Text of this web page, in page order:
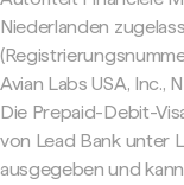
Niederlanden
Avian Labs USA, Inc.,
Die Prepaid-Debit-
von Lead Bank unter
ausgegeben und